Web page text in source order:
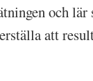
och lär
att